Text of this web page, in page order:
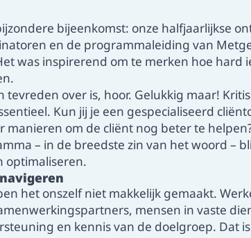
bijeenkomst: onze halfjaarlijkse
en de programmaleiding van
was inspirerend om te merken hoe hard
over is, hoor. Gelukkig maar!
Kun jij je een gespecialiseerd
manieren om de cliënt nog beter te
– in de breedste zin van het woord –
optimaliseren.
het onszelf niet makkelijk gemaakt.
mensen in vaste
en kennis van de doelgroep. Dat